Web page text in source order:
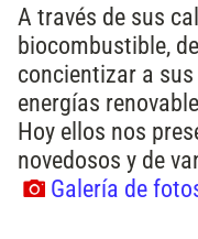
A través de sus
biocombustible,
concientizar a
energías
Hoy ellos nos
novedosos y de
Galería de